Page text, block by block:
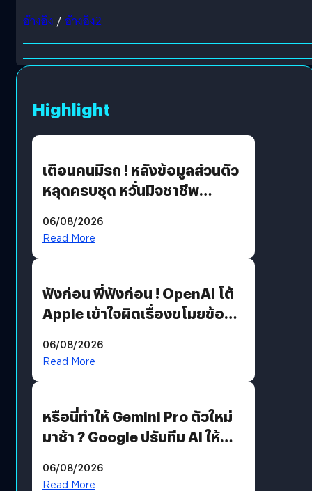
อ้างอิง/อ้างอิง2
Highlight
เตือนคนมีรถ ! หลังข้อมูลส่วนตัว
หลุดครบชุด หวั่นมิจชาชีพ
รหัสผ่านหลุด ไม่ใช่แฮ็กเกอร์
06/08/2026
Read More
ฟังก่อน พี่ฟังก่อน ! OpenAI โต้
Apple เข้าใจผิดเรื่องขโมยข้อมูล
06/08/2026
Read More
หรือนี่ทำให้ Gemini Pro ตัวใหม่
มาช้า ? Google ปรับทีม AI ให้
AGI
06/08/2026
Read More